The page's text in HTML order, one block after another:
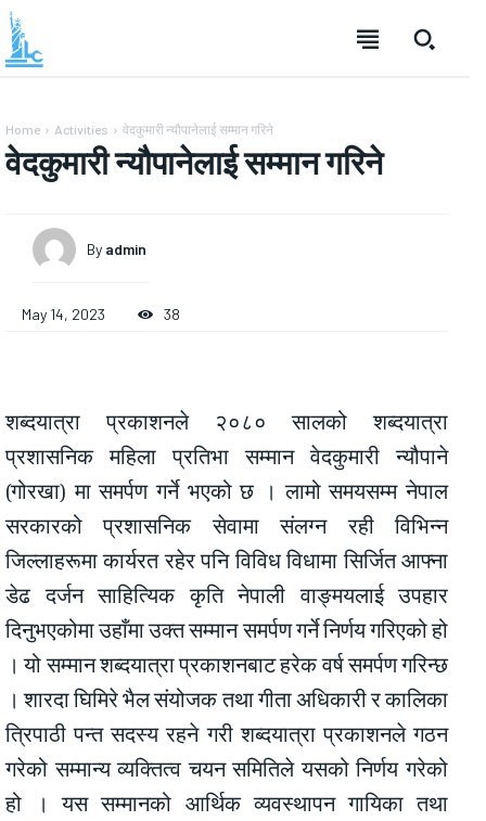
Home Activities वेदकुमारी न्यौपानेलाई सम्मान गरिने
वेदकुमारी न्यौपानेलाई सम्मान गरिने
By admin
May 14, 2023 38
शब्दयात्रा प्रकाशनले २०८० सालको शब्दयात्रा
प्रशासनिक महिला प्रतिभा सम्मान वेदकुमारी न्यौपाने
(गोरखा) मा समर्पण गर्ने भएको छ । लामो समयसम्म नेपाल
सरकारको प्रशासनिक सेवामा संलग्न रही विभिन्न
जिल्लाहरूमा कार्यरत रहेर पनि विविध विधामा सिर्जित आफ्ना
डेढ दर्जन साहित्यिक कृति नेपाली वाङ्मयलाई उपहार
दिनुभएकोमा उहाँमा उक्त सम्मान समर्पण गर्ने निर्णय गरिएको हो
। यो सम्मान शब्दयात्रा प्रकाशनबाट हरेक वर्ष समर्पण गरिन्छ
। शारदा घिमिरे भैल संयोजक तथा गीता अधिकारी र कालिका
त्रिपाठी पन्त सदस्य रहने गरी शब्दयात्रा प्रकाशनले गठन
गरेको सम्मान्य व्यक्तित्व चयन समितिले यसको निर्णय गरेको
हो । यस सम्मानको आर्थिक व्यवस्थापन गायिका तथा